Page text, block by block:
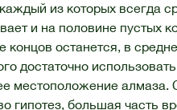
из которых всегда
и на половине пустых
концов останется, в
достаточно
местоположение алмаза.
гипотез, большая часть